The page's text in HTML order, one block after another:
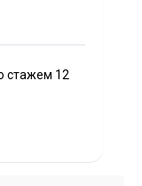
стажем 12